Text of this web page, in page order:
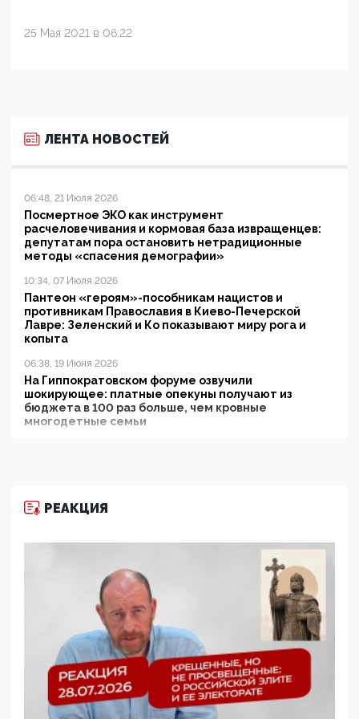
25 Мая 2021 в 06:22
ЛЕНТА НОВОСТЕЙ
06:48, 21 Июля 2026
Посмертное ЭКО как инструмент
расчеловечивания и кормовая база извращенцев:
депутатам пора остановить нетрадиционные
методы «спасения демографии»
10:34, 07 Июля 2026
Пантеон «героям»-пособникам нацистов и
противникам Православия в Киево-Печерской
Лавре: Зеленский и Ко показывают миру рога и
копыта
06:38, 19 Июня 2026
На Гиппократовском форуме озвучили
шокирующее: платные опекуны получают из
бюджета в 100 раз больше, чем кровные
многодетные семьи
11:53, 09 Июня 2026
деятельность ИИТО ЮНЕСКО в России, но
цифроглобалисты продолжают определять
повестку в образовании
09:43, 01 Июня 2026
5G за счет здоровья граждан: Минцифры намерено
отобрать у регионов и муниципалитетов право
защищать жилые дома и социальные объекты от
05:58, 26 Мая 2026
Роскомнадзор освободили от борца с
деструктивным и опасным контентом
РЕАКЦИЯ